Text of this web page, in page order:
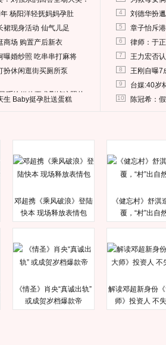
杨阳洋轻抚妈妈孕肚
裙现身活动 仙气儿足
商场 购置产后新衣
曝婚纱照 吃串串打麻将
扮休闲逛街买厕所泵
币给媒体要求删掉这照片
生 Baby挺孕肚送蛋糕
4 刘德华扮
5 章子怡斥
6 律师：于
7 王力宏否
8 王刚自曝7
9 台媒:40岁
10 陈冠希：
邓超携《乘风破浪》登陆
快本 现场释放表情包
《健忘村》舒淇
覆，“村”出自
《情圣》肖央“真诚出轨”
或成贺岁档爆款帝
解读邓超新身份
师》投资人 不